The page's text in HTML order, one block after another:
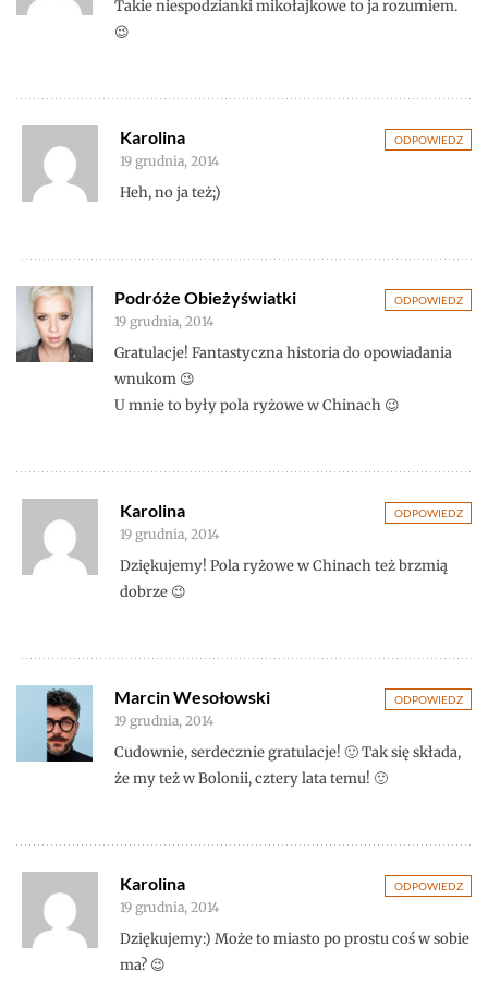
Takie niespodzianki mikołajkowe to ja rozumiem.
😉
ODPOWIEDZ
Karolina
19 grudnia, 2014
Heh, no ja też;)
ODPOWIEDZ
Podróże Obieżyświatki
19 grudnia, 2014
Gratulacje! Fantastyczna historia do opowiadania
wnukom 😉
U mnie to były pola ryżowe w Chinach 😉
ODPOWIEDZ
Karolina
19 grudnia, 2014
Dziękujemy! Pola ryżowe w Chinach też brzmią
dobrze 😉
ODPOWIEDZ
Marcin Wesołowski
19 grudnia, 2014
Cudownie, serdecznie gratulacje! 🙂 Tak się składa,
że my też w Bolonii, cztery lata temu! 🙂
ODPOWIEDZ
Karolina
19 grudnia, 2014
Dziękujemy:) Może to miasto po prostu coś w sobie
ma? 😉